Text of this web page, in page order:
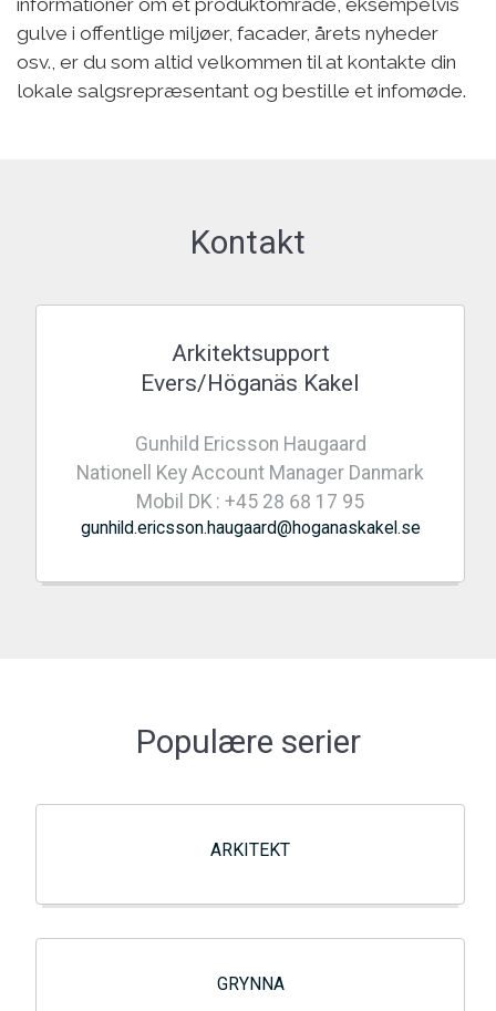
informationer om et produktområde, eksempelvis
gulve i offentlige miljøer, facader, årets nyheder
osv., er du som altid velkommen til at kontakte din
lokale salgsrepræsentant og bestille et infomøde.
Kontakt
Arkitektsupport
Evers/Höganäs Kakel
Gunhild Ericsson Haugaard
Nationell Key Account Manager Danmark
Mobil DK : +45 28 68 17 95
gunhild.ericsson.haugaard@hoganaskakel.se
Populære serier
ARKITEKT
GRYNNA